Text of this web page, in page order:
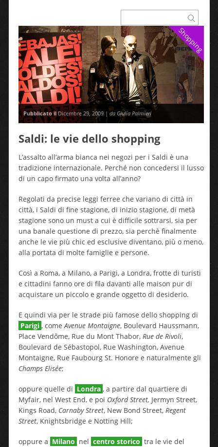
Shopping
Pubblicato ilDicembre 29, 2009 | da Giulia Palmieri
Saldi: le vie dello shopping
L’assalto all’arma bianca nei negozi per i Saldi è una
tradizione internazionale. Perché non concedersi il lusso
di un capo firmato una volta all’anno?
Regolati da precise leggi ferree che variano di città in
città, i Saldi di fine stagione, di inizio stagione, di metà
stagione sono un must a cui è difficile sottrarsi, sia per
una banale questione di prezzo, sia perchè finalmente
anche le vie più chic ed esclusive diventano, più o meno,
alla portata di molte famiglie e persone.
Così a Roma, a Milano, a Parigi, a Londra, frotte di turisti
e cittadini fanno ore di fila davanti alle maison pur di
acquistare un piccolo e grande oggetto di desiderio.
E quindi via per le strade più famose dello shopping di
Parigi , comeAvenue Montaigne, Boulevard Haussmann,
Place Vendôme, Rue du Mont Thabor,Rue de Rivoli,
Boulevard de Sébastopol, Rue Washington, Avenue
Montaigne, Rue Faubourg St. Honore e naturalmente gli
Champs Elisée;
oppure quelle di Londra , a partire dal quartiere di
Myfair, nel West End, e poi Oxford Street, Jermyn Street,
Kings Road, Carnaby Street, New Bond Street, Regent
Street, Knightsbridge e Notting Hill;
oppure a Milano nel centro storico tra le vie del